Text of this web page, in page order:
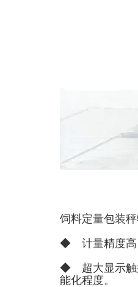
饲料定量包装
◆ 计量精度高
◆ 超大显示触
能化程度。